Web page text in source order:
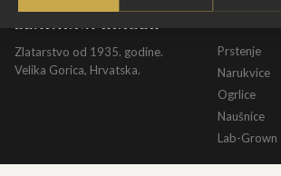
Zlatarstvo od 1935. godine.
Velika Gorica, Hrvatska.
Prstenje
Narukvice
Ogrlice
Naušnice
Lab-Grown